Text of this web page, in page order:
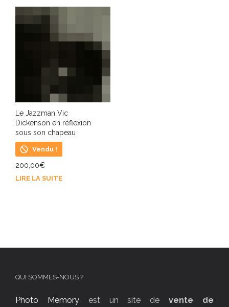
Le Jazzman Vic
Dickenson en réflexion
sous son chapeau
Vendu !
200,00€
LIRE LA SUITE
QUI SOMMES-NOUS ?
Photo Memoryest un site devente de